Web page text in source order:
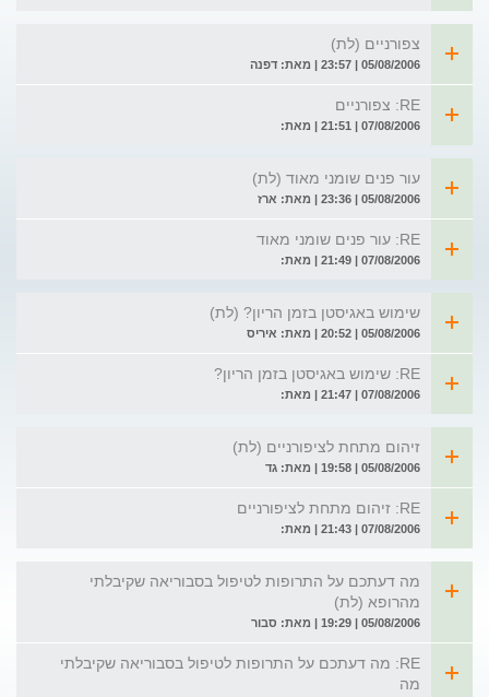
צפורניים (לת)
05/08/2006 | 23:57 | מאת: דפנה
RE: צפורניים
07/08/2006 | 21:51 | מאת:
עור פנים שומני מאוד (לת)
05/08/2006 | 23:36 | מאת: ארז
RE: עור פנים שומני מאוד
07/08/2006 | 21:49 | מאת:
שימוש באגיסטן בזמן הריון? (לת)
05/08/2006 | 20:52 | מאת: איריס
RE: שימוש באגיסטן בזמן הריון?
07/08/2006 | 21:47 | מאת:
זיהום מתחת לציפורניים (לת)
05/08/2006 | 19:58 | מאת: גד
RE: זיהום מתחת לציפורניים
07/08/2006 | 21:43 | מאת:
מה דעתכם על התרופות לטיפול בסבוריאה שקיבלתי
מהרופא (לת)
05/08/2006 | 19:29 | מאת: סבור
RE: מה דעתכם על התרופות לטיפול בסבוריאה שקיבלתי
מה